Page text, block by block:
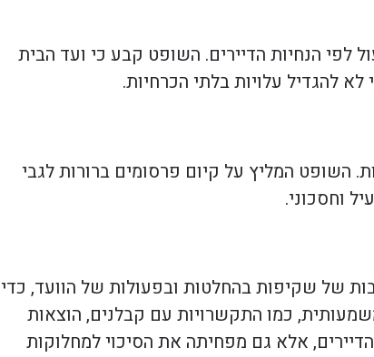
לפי הנחיות הדיירים. השופט קבע כי ועד הבית
להגדיל עלויות בלתי הכרחיות.
השופט המליץ על קיום פרסומים ברורות לגבי
וחסכוני.
של שקיפות בהחלטות ובפעולות של הוועד, כדי
כמו התקשרויות עם קבלנים, הוצאות
אלא גם מפחיתה את הסיכוי למחלוקות